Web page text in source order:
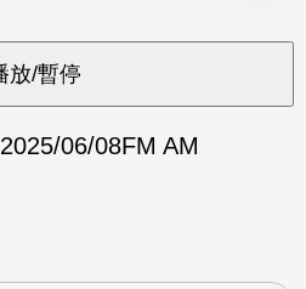
2025/06/08FM AM